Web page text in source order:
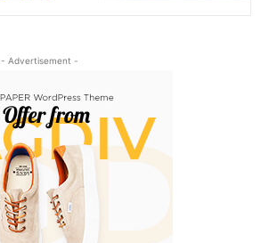
- Advertisement -